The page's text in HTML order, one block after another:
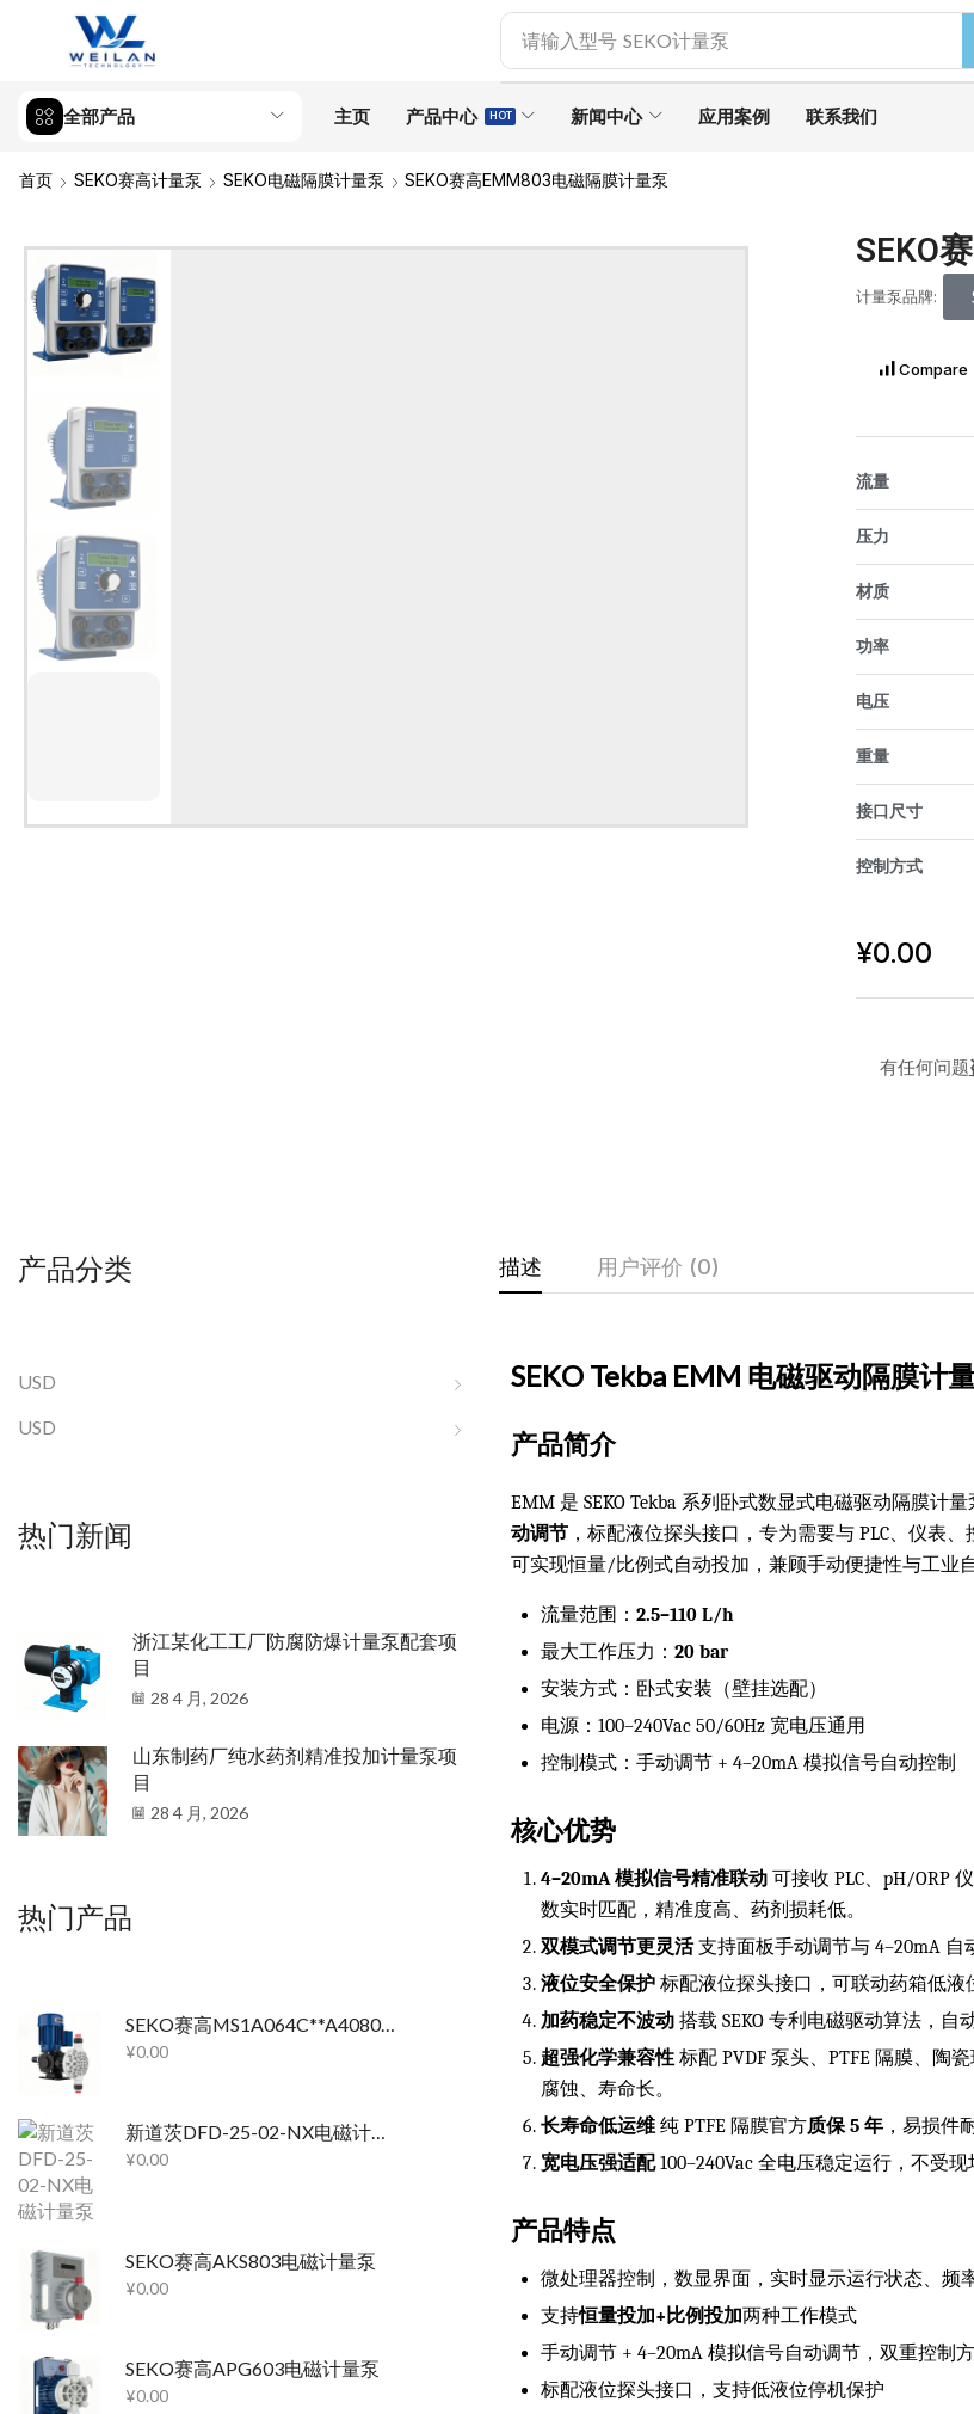
请输入型号 SEKO计量泵
全部产品 主页 产品中心 HOT 新闻中心 应用案例 联系我们
首页 SEKO赛高计量泵 SEKO电磁隔膜计量泵 SEKO赛高EMM803电磁隔膜计量泵
SEKO
计量泵品牌:
Compare
流量
压力
材质
功率
电压
重量
接口尺寸
控制方式
¥0.00
有任何问题
产品分类
USD
USD
热门新闻
浙江某化工工厂防腐防爆计量泵配套项
目
28 4 月, 2026
山东制药厂纯水药剂精准投加计量泵项
目
28 4 月, 2026
热门产品
SEKO赛高MS1A064C**A4080机械隔膜计量泵
¥0.00
新道茨DFD-25-02-NX电磁计量泵
¥0.00
SEKO赛高AKS803电磁计量泵
¥0.00
SEKO赛高APG603电磁计量泵
¥0.00
描述 用户评价 (0)
SEKO Tekba EMM 电磁驱动隔膜计
产品简介
EMM 是 SEKO Tekba 系列卧式数显式电磁驱动隔膜计
动调节 ，标配液位探头接口，专为需要与 PLC、仪表
可实现恒量/比例式自动投加，兼顾手动便捷性与工业
流量范围：2.5–110 L/h
最大工作压力：20 bar
安装方式：卧式安装（壁挂选配）
电源：100–240Vac 50/60Hz 宽电压通用
控制模式：手动调节 + 4–20mA 模拟信号自动控制
核心优势
4–20mA 模拟信号精准联动 可接收 PLC、pH/ORP
数实时匹配，精准度高、药剂损耗低。
双模式调节更灵活支持面板手动调节与 4–20mA 自
液位安全保护 标配液位探头接口，可联动药箱低液
加药稳定不波动 搭载 SEKO 专利电磁驱动算法，自
超强化学兼容性 标配 PVDF 泵头、PTFE 隔膜、陶
腐蚀、寿命长。
长寿命低运维 纯 PTFE 隔膜官方质保 5 年 ，易损件
宽电压强适配100–240Vac 全电压稳定运行，不受
产品特点
微处理器控制，数显界面，实时显示运行状态、频
支持恒量投加+比例投加两种工作模式
手动调节 + 4–20mA 模拟信号自动调节，双重控制
标配液位探头接口，支持低液位停机保护